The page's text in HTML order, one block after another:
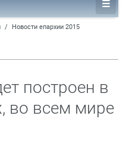
/ Новости епархии 2015
построен в
во всем мире